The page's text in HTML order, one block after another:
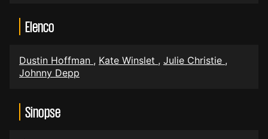
Elenco
Dustin Hoffman , Kate Winslet , Julie Christie ,
Johnny Depp
Sinopse